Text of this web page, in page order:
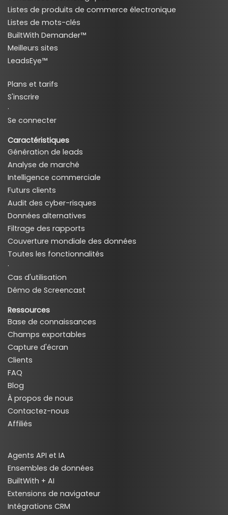
Listes de produits de commerce électronique
Listes de mots-clés
BuiltWith Demander™
Meilleurs sites
LeadsEye™
Plans et tarifs
S'inscrire
·
Se connecter
Caractéristiques
Génération de leads
Analyse de marché
Intelligence commerciale
Futurs clients
Audit des cyber-risques
Données alternatives
Filtrage des rapports
Couverture mondiale des données
Toutes les fonctionnalités
·
Cas d'utilisation
Démo de Screencast
Ressources
Base de connaissances
Champs exportables
Capture d'écran
Clients
FAQ
Blog
À propos de nous
Contactez-nous
Affiliés
Agents API et IA
Ensembles de données
BuiltWith + AI
Extensions de navigateur
Intégrations CRM